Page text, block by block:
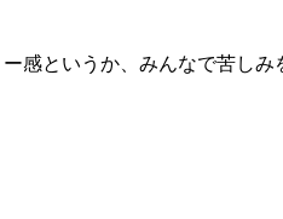
というか、みんなで苦しみ